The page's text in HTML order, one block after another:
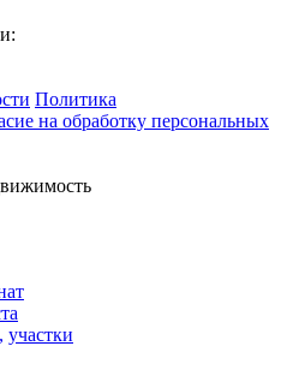
Политика
на обработку персональных
участки